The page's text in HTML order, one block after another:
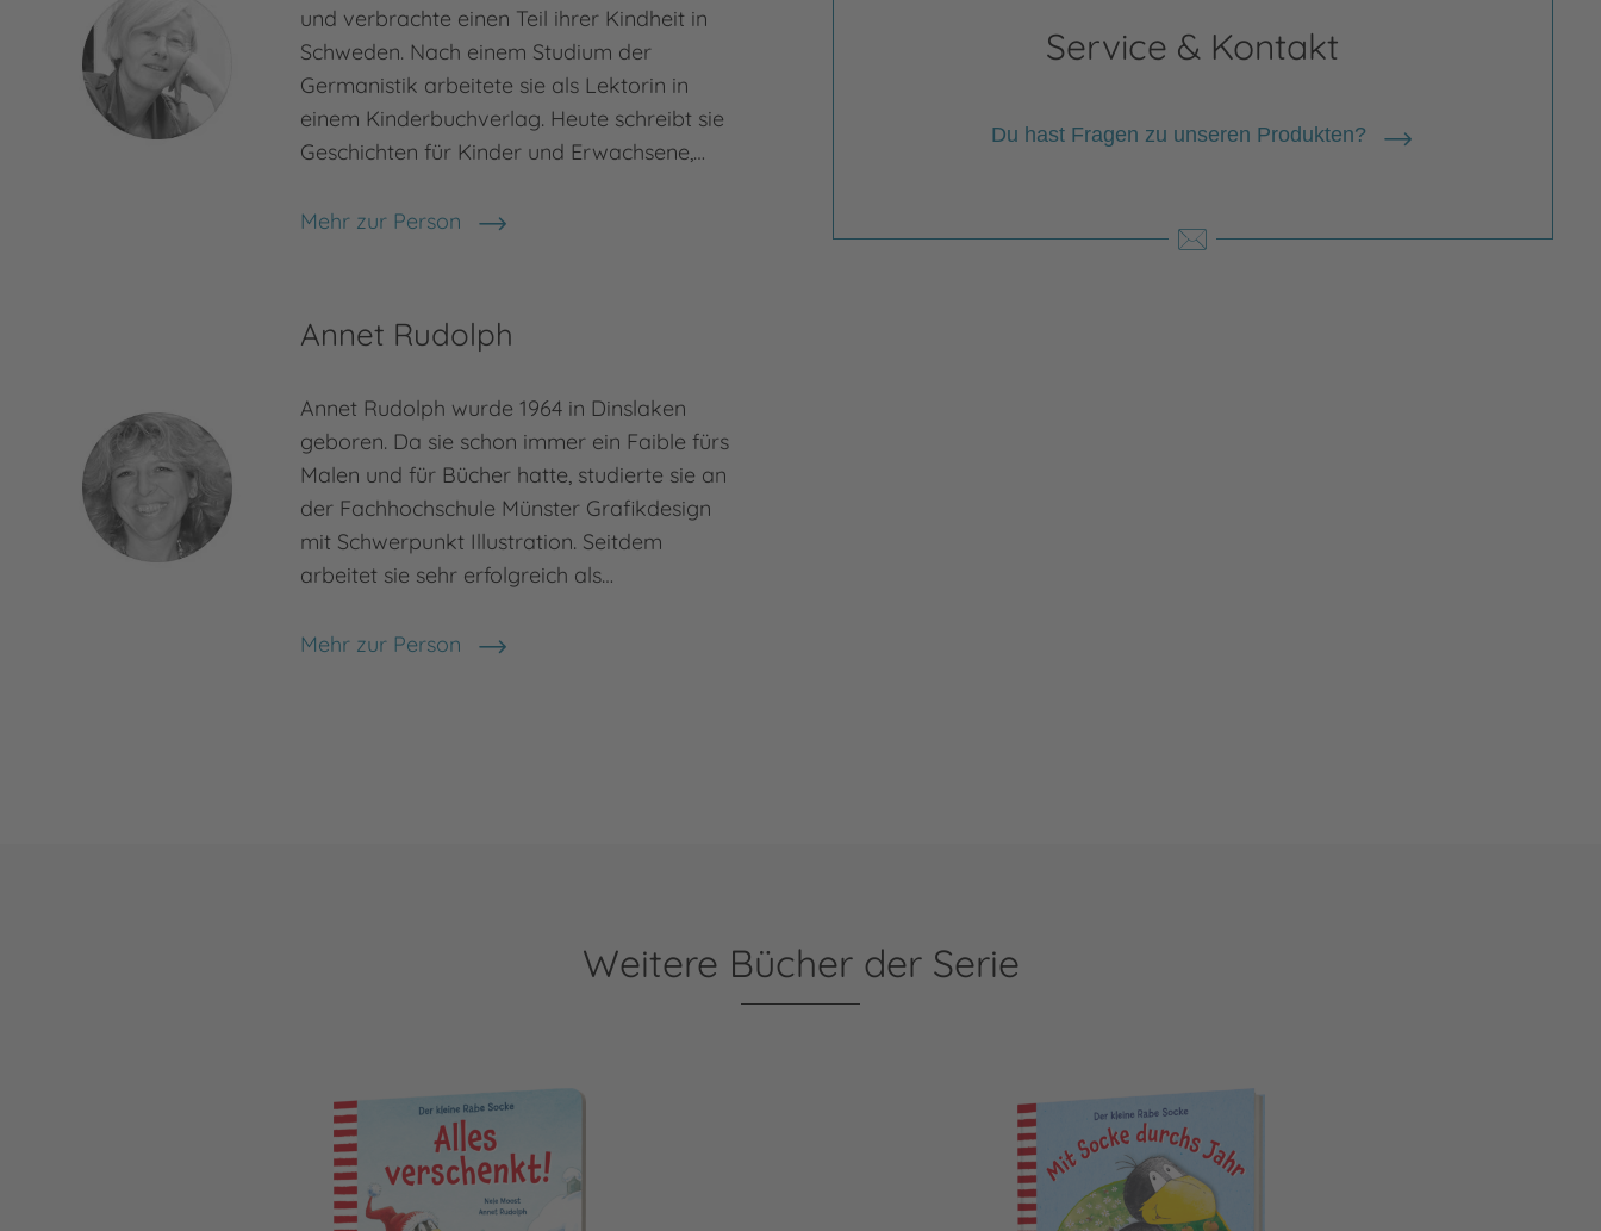
Service & Kontakt
Du hast Fragen zu unseren Produkten?
und verbrachte einen Teil ihrer Kindheit in
Schweden. Nach einem Studium der
Germanistik arbeitete sie als Lektorin in
einem Kinderbuchverlag. Heute schreibt sie
Geschichten für Kinder und Erwachsene,…
Mehr zur Person
Nele Moost
Annet Rudolph
Annet Rudolph wurde 1964 in Dinslaken
geboren. Da sie schon immer ein Faible fürs
Malen und für Bücher hatte, studierte sie an
der Fachhochschule Münster Grafikdesign
mit Schwerpunkt Illustration. Seitdem
arbeitet sie sehr erfolgreich als…
Mehr zur Person
Annet Rudolph
Weitere Bücher der Serie